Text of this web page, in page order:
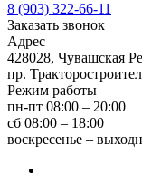
8 (903) 322-66-11
Заказать звонок
Адрес
428028, Чувашская
пр.
Режим работы
пн-пт 08:00 – 20:00
сб 08:00 – 18:00
воскресенье –